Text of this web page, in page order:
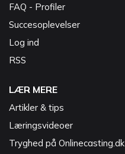
FAQ - Profiler
Succesoplevelser
Log ind
RSS
LÆR MERE
Artikler & tips
Læringsvideoer
Tryghed på Onlinecasting.dk